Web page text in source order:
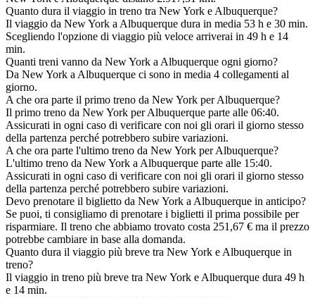
Quanto dura il viaggio in treno tra New York e Albuquerque?
Il viaggio da New York a Albuquerque dura in media 53 h e 30 min.
Scegliendo l'opzione di viaggio più veloce arriverai in 49 h e 14
min.
Quanti treni vanno da New York a Albuquerque ogni giorno?
Da New York a Albuquerque ci sono in media 4 collegamenti al
giorno.
A che ora parte il primo treno da New York per Albuquerque?
Il primo treno da New York per Albuquerque parte alle 06:40.
Assicurati in ogni caso di verificare con noi gli orari il giorno stesso
della partenza perché potrebbero subire variazioni.
A che ora parte l'ultimo treno da New York per Albuquerque?
L'ultimo treno da New York a Albuquerque parte alle 15:40.
Assicurati in ogni caso di verificare con noi gli orari il giorno stesso
della partenza perché potrebbero subire variazioni.
Devo prenotare il biglietto da New York a Albuquerque in anticipo?
Se puoi, ti consigliamo di prenotare i biglietti il prima possibile per
risparmiare. Il treno che abbiamo trovato costa 251,67 € ma il prezzo
potrebbe cambiare in base alla domanda.
Quanto dura il viaggio più breve tra New York e Albuquerque in
treno?
Il viaggio in treno più breve tra New York e Albuquerque dura 49 h
e 14 min.